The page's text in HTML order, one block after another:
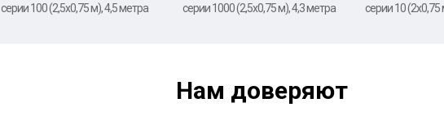
серии 100 (2,5х0,75 м), 4,5 метра
серии 1000 (2,5х0,75 м), 4,3 метра
серии 10 (2х0,75
Нам доверяют